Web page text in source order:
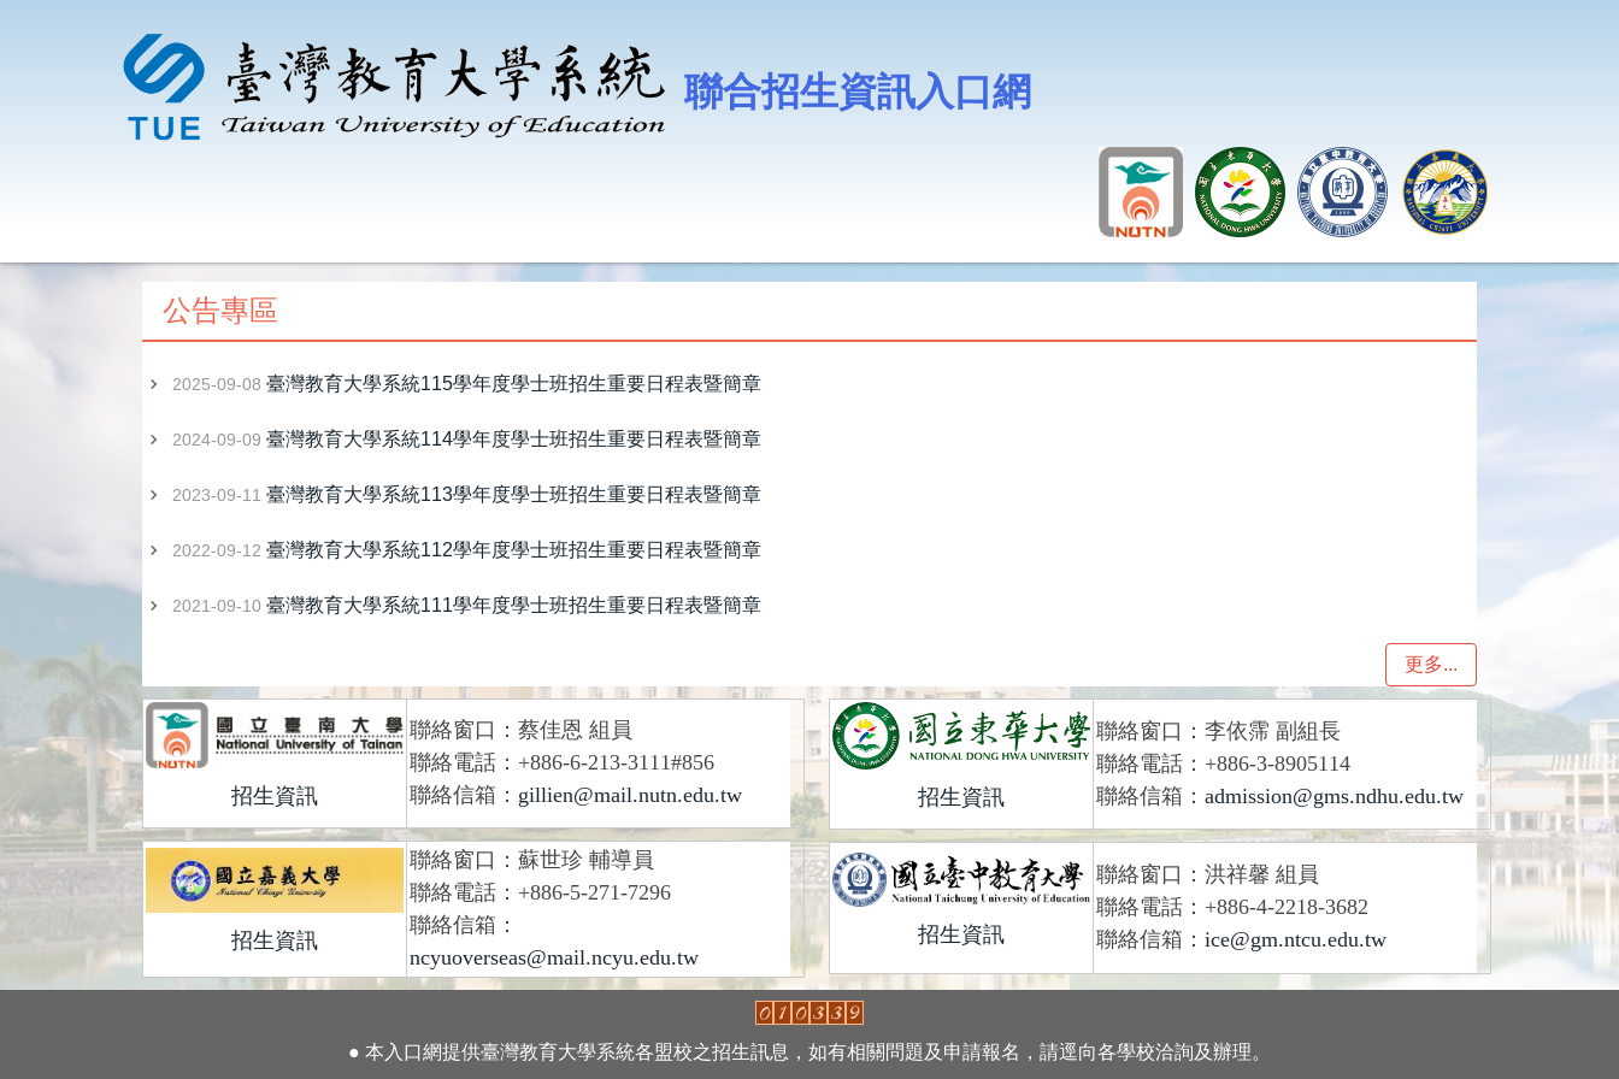
聯合招生資訊入口網
公告專區
2025-09-08 臺灣教育大學系統115學年度學士班招生重要日程表暨簡章
2024-09-09 臺灣教育大學系統114學年度學士班招生重要日程表暨簡章
2023-09-11 臺灣教育大學系統113學年度學士班招生重要日程表暨簡章
2022-09-12 臺灣教育大學系統112學年度學士班招生重要日程表暨簡章
2021-09-10 臺灣教育大學系統111學年度學士班招生重要日程表暨簡章
更多...
招生資訊
聯絡窗口：蔡佳恩 組員
聯絡電話：+886-6-213-3111#856
聯絡信箱： gillien@mail.nutn.edu.tw
招生資訊
聯絡窗口：蘇世珍 輔導員
聯絡電話：+886-5-271-7296
聯絡信箱：
ncyuoverseas@mail.ncyu.edu.tw
招生資訊
聯絡窗口：李依霈 副組長
聯絡電話：+886-3-8905114
聯絡信箱： admission@gms.ndhu.edu.tw
招生資訊
聯絡窗口：洪祥馨 組員
聯絡電話：+886-4-2218-3682
聯絡信箱： ice@gm.ntcu.edu.tw
● 本入口網提供臺灣教育大學系統各盟校之招生訊息，如有相關問題及申請報名，請逕向各學校洽詢及辦理。